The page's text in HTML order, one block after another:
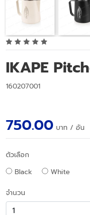
IKAPE
160207001
750.00 บาท / อัน
ตัวเลือก
Black
White
จำนวน